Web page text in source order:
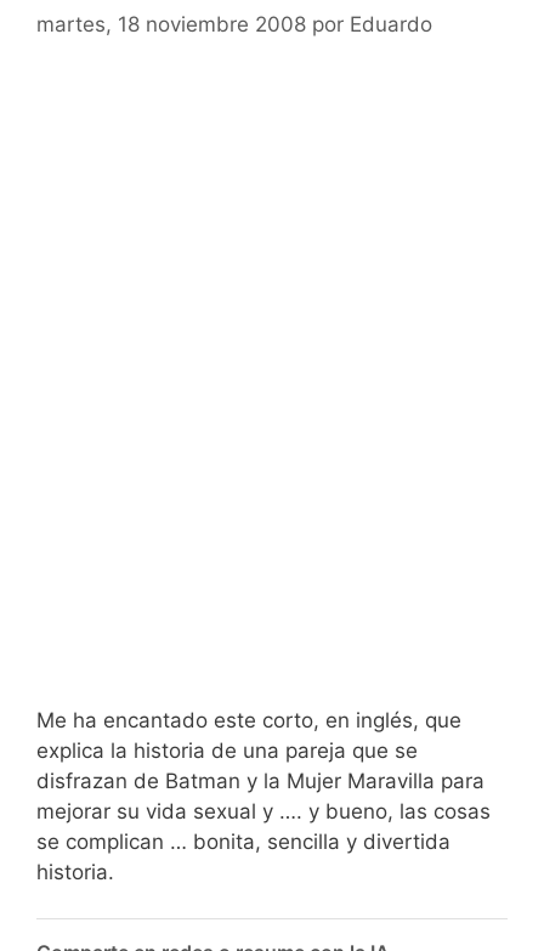
martes, 18 noviembre 2008 por Eduardo
Me ha encantado este corto, en inglés, que
explica la historia de una pareja que se
disfrazan de Batman y la Mujer Maravilla para
mejorar su vida sexual y …. y bueno, las cosas
se complican … bonita, sencilla y divertida
historia.